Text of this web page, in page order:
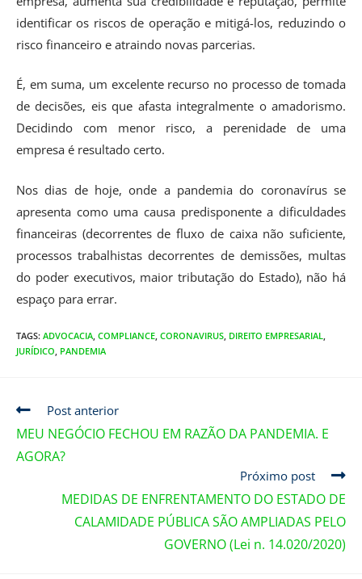
identificar os riscos de operação e mitigá-los, reduzindo o
risco financeiro e atraindo novas parcerias.
É, em suma, um excelente recurso no processo de tomada
de decisões, eis que afasta integralmente o amadorismo.
Decidindo com menor risco, a perenidade de uma
empresa é resultado certo.
Nos dias de hoje, onde a pandemia do coronavírus se
apresenta como uma causa predisponente a dificuldades
financeiras (decorrentes de fluxo de caixa não suficiente,
processos trabalhistas decorrentes de demissões, multas
do poder executivos, maior tributação do Estado), não há
espaço para errar.
TAGS: ADVOCACIA, COMPLIANCE, CORONAVIRUS, DIREITO EMPRESARIAL,
JURÍDICO, PANDEMIA
Post anterior
MEU NEGÓCIO FECHOU EM RAZÃO DA PANDEMIA. E
AGORA?
Próximo post
MEDIDAS DE ENFRENTAMENTO DO ESTADO DE
CALAMIDADE PÚBLICA SÃO AMPLIADAS PELO
GOVERNO (Lei n. 14.020/2020)